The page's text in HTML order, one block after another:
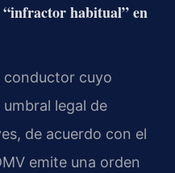
“infractor habitual” en
conductor cuyo
legal de
de acuerdo con el
emite una orden